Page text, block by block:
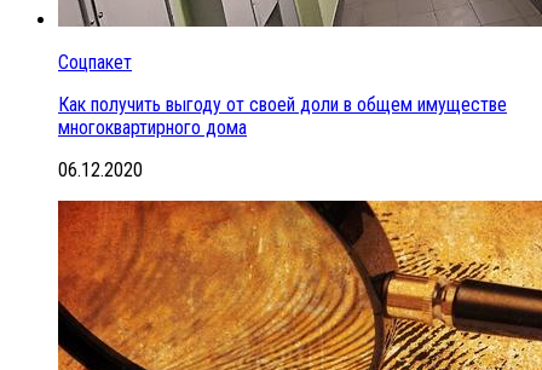
Соцпакет
Как получить выгоду от своей доли в общем имуществе
многоквартирного дома
06.12.2020